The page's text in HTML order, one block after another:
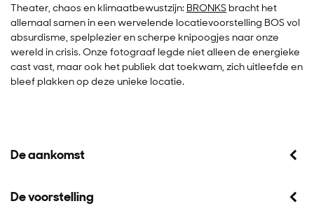
Theater, chaos en klimaatbewustzijn: BRONKS bracht het
allemaal samen in een wervelende locatievoorstelling BOS vol
absurdisme, spelplezier en scherpe knipoogjes naar onze
wereld in crisis. Onze fotograaf legde niet alleen de energieke
cast vast, maar ook het publiek dat toekwam, zich uitleefde en
bleef plakken op deze unieke locatie.
De aankomst
De voorstelling